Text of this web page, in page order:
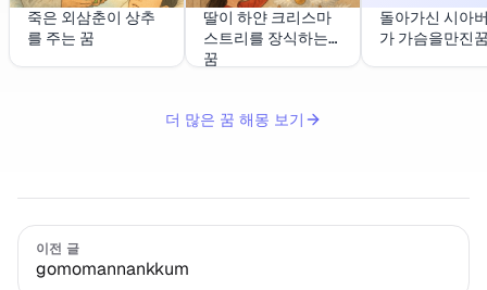
죽은 외삼춘이 상추
를 주는 꿈
딸이 하얀 크리스마
스트리를 장식하는
꿈
돌아가신 시아
가 가슴을만진
더 많은 꿈 해몽 보기
이전 글
gomomannankkum